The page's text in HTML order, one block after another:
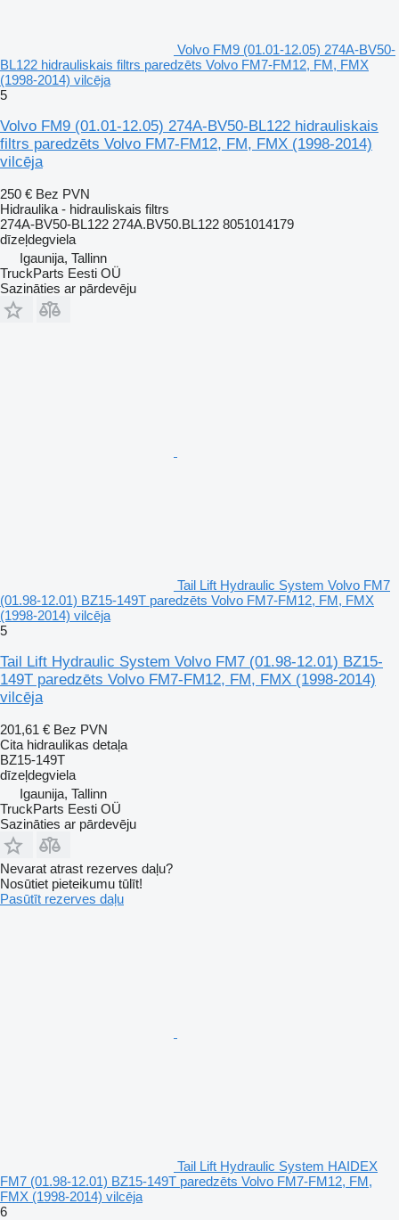
Volvo FM9 (01.01-12.05) 274A-BV50-
BL122 hidrauliskais filtrs paredzēts Volvo FM7-FM12, FM, FMX
(1998-2014) vilcēja
5
Volvo FM9 (01.01-12.05) 274A-BV50-BL122 hidrauliskais
filtrs paredzēts Volvo FM7-FM12, FM, FMX (1998-2014)
vilcēja
250 € Bez PVN
Hidraulika - hidrauliskais filtrs
274A-BV50-BL122 274A.BV50.BL122 8051014179
dīzeļdegviela
Igaunija, Tallinn
TruckParts Eesti OÜ
Sazināties ar pārdevēju
Tail Lift Hydraulic System Volvo FM7
(01.98-12.01) BZ15-149T paredzēts Volvo FM7-FM12, FM, FMX
(1998-2014) vilcēja
5
Tail Lift Hydraulic System Volvo FM7 (01.98-12.01) BZ15-
149T paredzēts Volvo FM7-FM12, FM, FMX (1998-2014)
vilcēja
201,61 € Bez PVN
Cita hidraulikas detaļa
BZ15-149T
dīzeļdegviela
Igaunija, Tallinn
TruckParts Eesti OÜ
Sazināties ar pārdevēju
Nevarat atrast rezerves daļu?
Nosūtiet pieteikumu tūlīt!
Pasūtīt rezerves daļu
Tail Lift Hydraulic System HAIDEX
FM7 (01.98-12.01) BZ15-149T paredzēts Volvo FM7-FM12, FM,
FMX (1998-2014) vilcēja
6